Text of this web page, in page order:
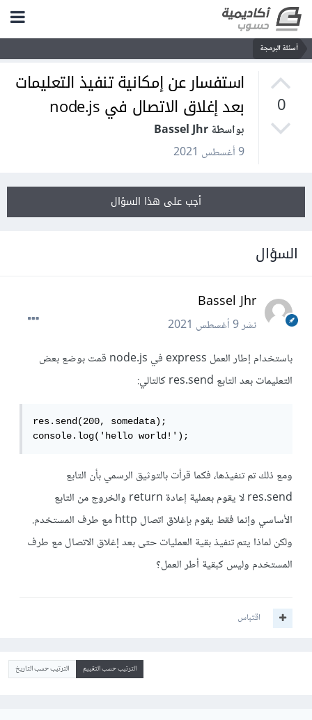
أسئلة البرمجة
0
استفسار عن إمكانية تنفيذ التعليمات
بعد إغلاق الاتصال في node.js
بواسطة Bassel Jhr
9 أغسطس 2021
أجب على هذا السؤال
السؤال
Bassel Jhr
نشر9 أغسطس 2021
باستخدام إطار العمل express في node.js قمت بوضع بعض
التعليمات بعد التابع res.send كالتالي:
res.send(200, somedata);
console.log('hello world!');
ومع ذلك تم تنفيذها، فكما قرأت بالتوثيق الرسمي بأن التابع
res.send لا يقوم بعملية إعادة return والخروج من التابع
الأساسي وإنما فقط يقوم بإغلاق اتصال http مع طرف المستخدم.
ولكن لماذا يتم تنفيذ بقية العمليات حتى بعد إغلاق الاتصال مع طرف
المستخدم وليس كبقية أطر العمل؟
اقتباس
الترتيب حسب التقييم الترتيب حسب التاريخ